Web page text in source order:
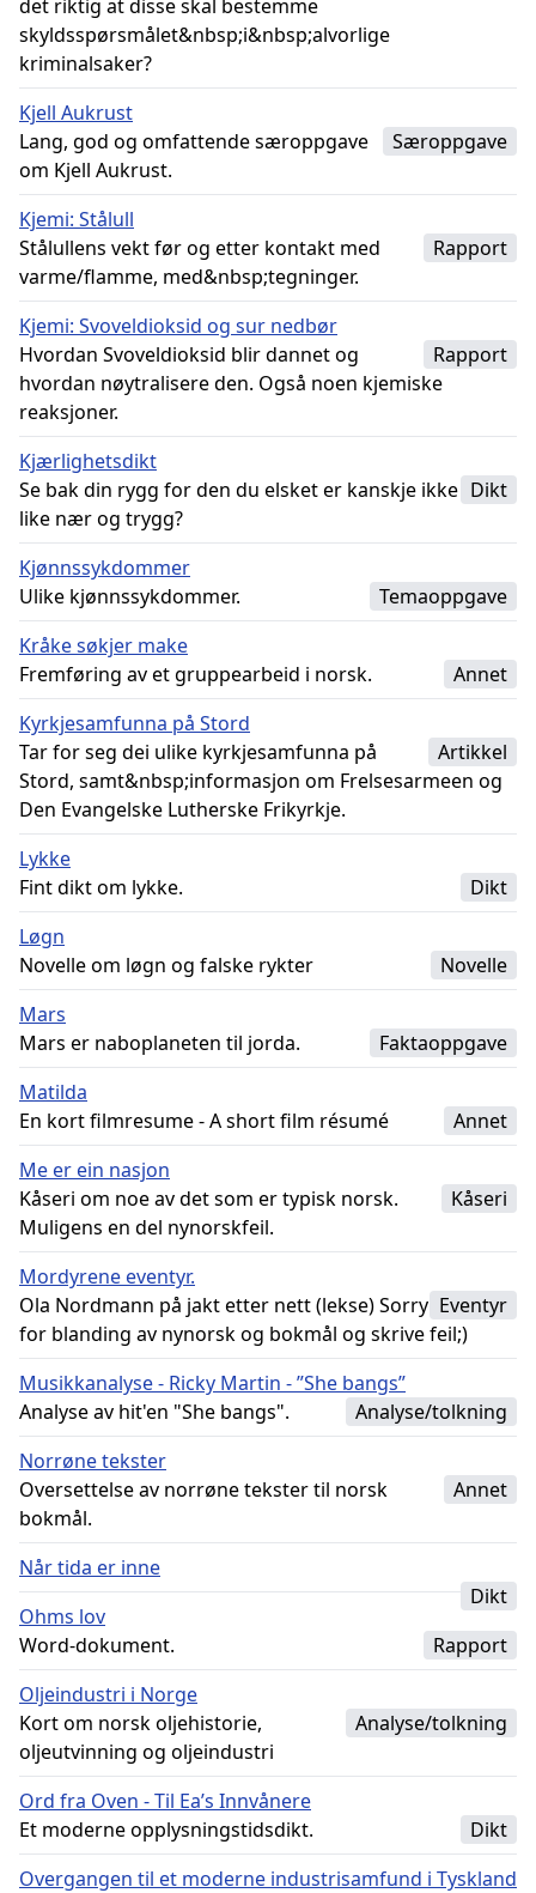
det riktig at disse skal bestemme
skyldsspørsmålet&nbsp;i&nbsp;alvorlige
kriminalsaker?
Kjell Aukrust
Særoppgave
Lang, god og omfattende særoppgave
om Kjell Aukrust.
Kjemi: Stålull
Rapport
Stålullens vekt før og etter kontakt med
varme/flamme, med&nbsp;tegninger.
Kjemi: Svoveldioksid og sur nedbør
Rapport
Hvordan Svoveldioksid blir dannet og
hvordan nøytralisere den. Også noen kjemiske
reaksjoner.
Kjærlighetsdikt
Dikt
Se bak din rygg for den du elsket er kanskje ikke
like nær og trygg?
Kjønnssykdommer
Temaoppgave
Ulike kjønnssykdommer.
Kråke søkjer make
Annet
Fremføring av et gruppearbeid i norsk.
Kyrkjesamfunna på Stord
Artikkel
Tar for seg dei ulike kyrkjesamfunna på
Stord, samt&nbsp;informasjon om Frelsesarmeen og
Den Evangelske Lutherske Frikyrkje.
Lykke
Dikt
Fint dikt om lykke.
Løgn
Novelle
Novelle om løgn og falske rykter
Mars
Faktaoppgave
Mars er naboplaneten til jorda.
Matilda
Annet
En kort filmresume - A short film résumé
Me er ein nasjon
Kåseri
Kåseri om noe av det som er typisk norsk.
Muligens en del nynorskfeil.
Mordyrene eventyr.
Eventyr
Ola Nordmann på jakt etter nett (lekse) Sorry
for blanding av nynorsk og bokmål og skrive feil;)
Musikkanalyse - Ricky Martin - ”She bangs”
Analyse/tolkning
Analyse av hit'en "She bangs".
Norrøne tekster
Annet
Oversettelse av norrøne tekster til norsk
bokmål.
Når tida er inne
Dikt
Ohms lov
Rapport
Word-dokument.
Oljeindustri i Norge
Analyse/tolkning
Kort om norsk oljehistorie,
oljeutvinning og oljeindustri
Ord fra Oven - Til Ea’s Innvånere
Dikt
Et moderne opplysningstidsdikt.
Overgangen til et moderne industrisamfund i Tyskland